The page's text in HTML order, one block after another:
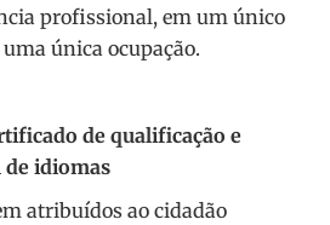
profissional, em um único
única ocupação.
de qualificação e
idiomas
atribuídos ao cidadão